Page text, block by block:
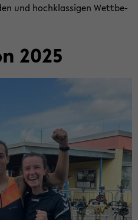
und hoch­klas­si­gen Wett­be­
2025